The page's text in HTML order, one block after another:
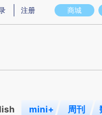
意图存在偏差。不代表财新观点
商城
注册
mini+ 周刊